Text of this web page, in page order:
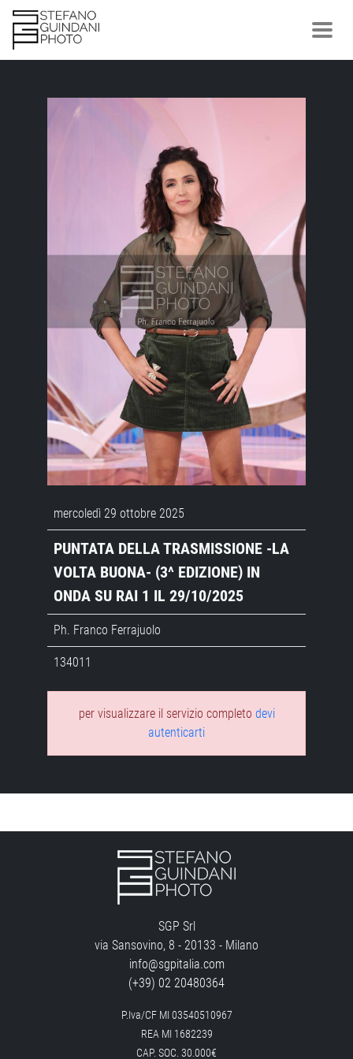
mercoledì 29 ottobre 2025
PUNTATA DELLA TRASMISSIONE -LA
VOLTA BUONA- (3^ EDIZIONE) IN
ONDA SU RAI 1 IL 29/10/2025
Ph. Franco Ferrajuolo
134011
per visualizzare il servizio completo devi
autenticarti
SGP Srl
via Sansovino, 8 - 20133 - Milano
info@sgpitalia.com
(+39) 02 20480364
P.Iva/CF MI 03540510967
REA MI 1682239
CAP. SOC. 30.000€